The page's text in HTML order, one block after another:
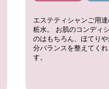
エステティシャンご用
粧水。 お肌のコンディ
のはもちろん、ほてり
分バランスを整えてく
す。